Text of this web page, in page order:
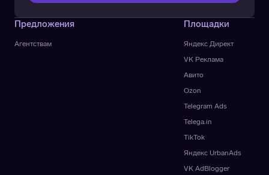
Предложения
Агентствам Яндекс Директ
VK Реклама
Площадки
Авито
Ozon
Telegram Ads
Telega.in
TikTok
Яндекс UrbanAds
VK AdBlogger